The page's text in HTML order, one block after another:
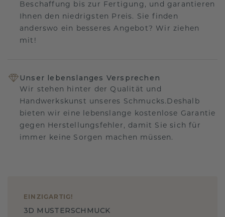
Beschaffung bis zur Fertigung, und garantieren
Ihnen den niedrigsten Preis. Sie finden
anderswo ein besseres Angebot? Wir ziehen
mit!
Unser lebenslanges Versprechen
Wir stehen hinter der Qualität und
Handwerkskunst unseres Schmucks.Deshalb
bieten wir eine lebenslange kostenlose Garantie
gegen Herstellungsfehler, damit Sie sich für
immer keine Sorgen machen müssen.
EINZIGARTIG !
3D MUSTERSCHMUCK